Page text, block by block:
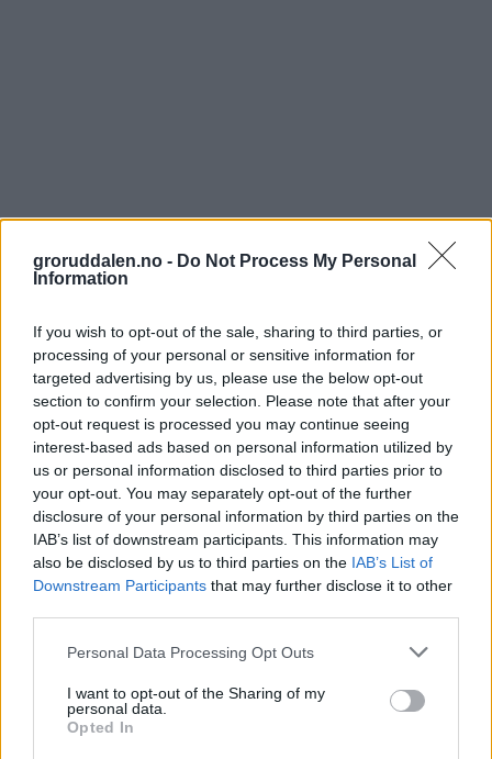
groruddalen.no - Do Not Process My Personal
Information
If you wish to opt-out of the sale, sharing to third parties, or
processing of your personal or sensitive information for
targeted advertising by us, please use the below opt-out
section to confirm your selection. Please note that after your
opt-out request is processed you may continue seeing
interest-based ads based on personal information utilized by
us or personal information disclosed to third parties prior to
your opt-out. You may separately opt-out of the further
disclosure of your personal information by third parties on the
IAB’s list of downstream participants. This information may
also be disclosed by us to third parties on the IAB’s List of
Downstream Participants that may further disclose it to other
Personal Data Processing Opt Outs
I want to opt-out of the Sharing of my
personal data.
Opted In